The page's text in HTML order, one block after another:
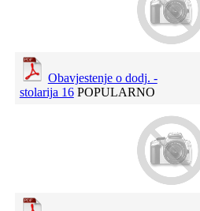
Obavjestenje o dodj. -
stolarija 16 POPULARNO